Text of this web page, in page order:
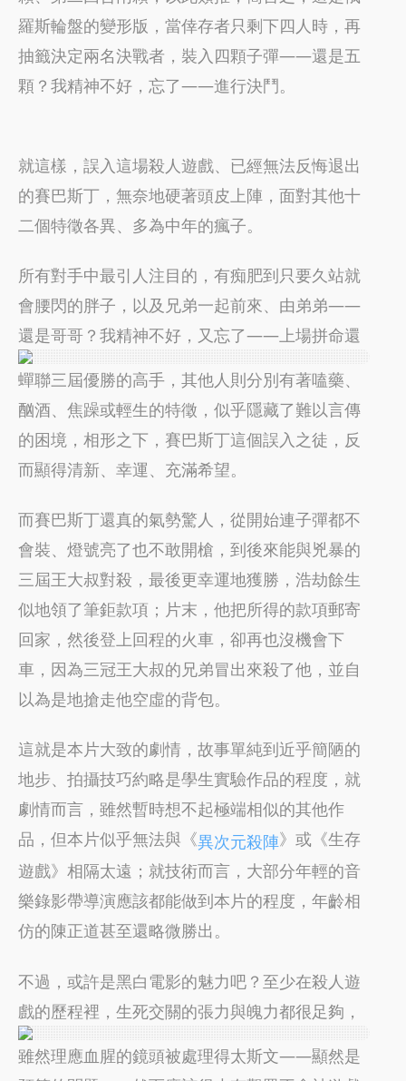
羅斯輪盤的變形版，當倖存者只剩下四人時，再
抽籤決定兩名決戰者，裝入四顆子彈——還是五
顆？我精神不好，忘了——進行決鬥。
就這樣，誤入這場殺人遊戲、已經無法反悔退出
的賽巴斯丁，無奈地硬著頭皮上陣，面對其他十
二個特徵各異、多為中年的瘋子。
所有對手中最引人注目的，有痴肥到只要久站就
會腰閃的胖子，以及兄弟一起前來、由弟弟——
還是哥哥？我精神不好，又忘了—— 上場拼命還
蟬聯三屆優勝的高手，其他人則分別有著嗑藥、
酗酒、焦躁或輕生的特徵，似乎隱藏了難以言傳
的困境，相形之下，賽巴斯丁這個誤入之徒，反
而顯得清新、幸運、充滿希望。
而賽巴斯丁還真的氣勢驚人，從開始連子彈都不
會裝、燈號亮了也不敢開槍，到後來能與兇暴的
三屆王大叔對殺，最後更幸運地獲勝，浩劫餘生
似地領了筆鉅款項；片末，他把所得的款項郵寄
回家，然後登上回程的火車，卻再也沒機會下
車，因為三冠王大叔的兄弟冒出來殺了他，並自
以為是地搶走他空虛的背包。
這就是本片大致的劇情，故事單純到近乎簡陋的
地步、拍攝技巧約略是學生實驗作品的程度，就
劇情而言，雖然暫時想不起極端相似的其他作
品，但本片似乎無法與《異次元殺陣》或《生存
遊戲》相隔太遠；就技術而言，大部分年輕的音
樂錄影帶導演應該都能做到本片的程度，年齡相
仿的陳正道甚至還略微勝出。
不過，或許是黑白電影的魅力吧？至少在殺人遊
戲的歷程裡，生死交關的張力與魄力都很足夠，
雖然理應血腥的鏡頭被處理得太斯文——顯然是